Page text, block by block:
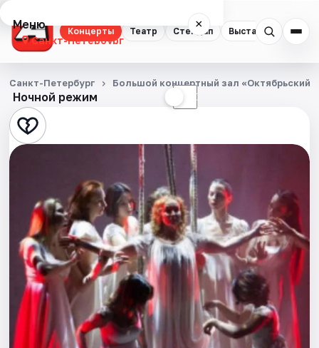
Концерты Театр Стендап Выставки
Меню ×
Санкт-Петербург
Концерты
Театр
Стендап
Квесты
Экскурсии
Спорт
События
Ночной режим ☾
Санкт-Петербург Большой концертный зал «Октябрьский»